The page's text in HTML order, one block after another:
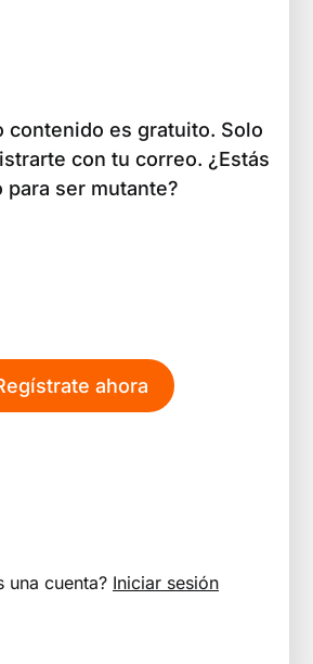
contenido es gratuito. Solo
con tu correo. ¿Estás
para ser mutante?
ahora
una cuenta? Iniciar sesión